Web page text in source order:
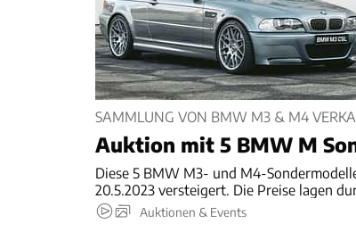
SAMMLUNG VON BMW M3 & M4
Auktion mit 5 BMW M
Diese 5 BMW M3- und M4-
20.5.2023 versteigert. Die Preise lagen
Auktionen & Events